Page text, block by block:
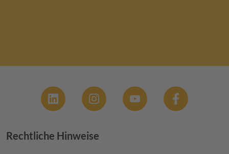
Footer menu
Rechtliche Hinweise
Social